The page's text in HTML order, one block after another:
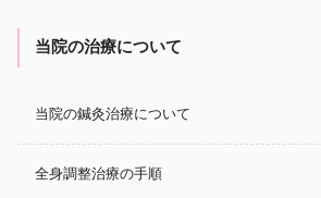
当院の治療について
当院の鍼灸治療について
全身調整治療の手順